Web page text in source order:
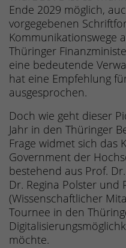
Ende 2029 möglich,
vorgegebenen
Kommunikationswege
Thüringer
eine bedeutende
hat eine Empfehlung
ausgesprochen.
Doch wie geht dieser
Jahr in den Thüringer
Frage widmet sich das
Government der
bestehend aus Prof.
Dr. Regina Polster und
(Wissenschaftlicher
Tournee in den
möchte.